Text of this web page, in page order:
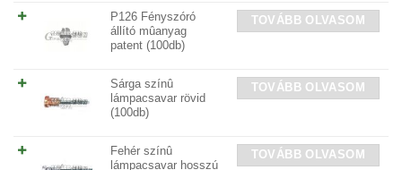
P126 Fényszóró
állító mûanyag
patent (100db)
TOVÁBB OLVASOM
Sárga színû
lámpacsavar rövid
(100db)
TOVÁBB OLVASOM
Fehér színû
lámpacsavar hosszú
TOVÁBB OLVASOM